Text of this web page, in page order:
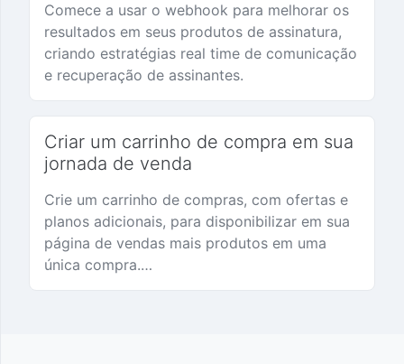
Comece a usar o webhook para melhorar os
resultados em seus produtos de assinatura,
criando estratégias real time de comunicação
e recuperação de assinantes.
Criar um carrinho de compra em sua
jornada de venda
Crie um carrinho de compras, com ofertas e
planos adicionais, para disponibilizar em sua
página de vendas mais produtos em uma
única compra.
Assim, você pode aumentar seu ticket médio